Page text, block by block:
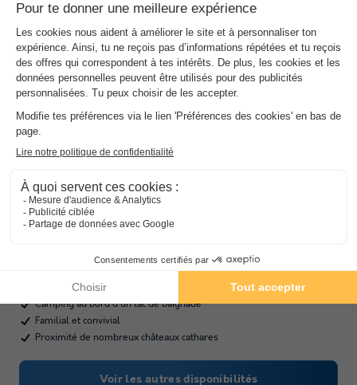
Languedoc-roussillon,Puivert (45,8 km de Montolieu)
Camping au bord d'un lac de baignade
Familial et convivial
Proximité de nombreux châteaux cathares
Voir les autres disponibilités